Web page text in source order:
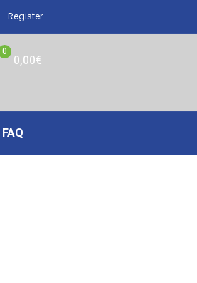
Register
0
0,00€
FAQ